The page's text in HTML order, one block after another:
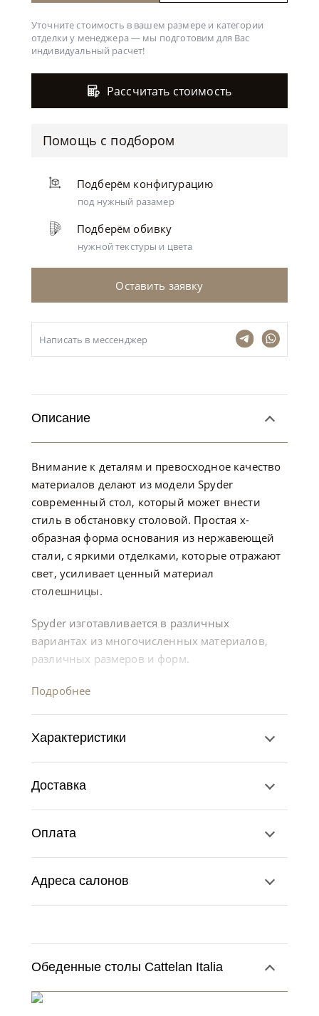
Уточните стоимость в вашем размере и категории
отделки у менеджера — мы подготовим для Вас
индивидуальный расчет!
Рассчитать стоимость
Помощь с подбором
Подберём конфигурацию
под нужный разамер
Подберём обивку
нужной текстуры и цвета
Оставить заявку
Написать в мессенджер
Описание
Внимание к деталям и превосходное качество
материалов делают из модели Spyder
современный стол, который может внести
стиль в обстановку столовой. Простая х-
образная форма основания из нержавеющей
стали, с яркими отделками, которые отражают
свет, усиливает ценный материал
столешницы.
Spyder изготавливается в различных
вариантах из многочисленных материалов,
различных размеров и форм.
Подробнее
Характеристики
Доставка
Оплата
Адреса салонов
Обеденные столы Cattelan Italia